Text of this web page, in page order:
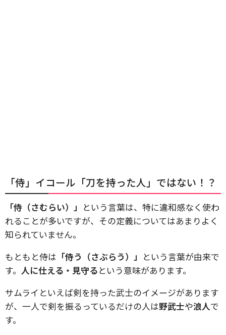
「侍」イコール「刀を持った人」ではない！？
「侍（さむらい）」 という言葉は、特に違和感なく使わ
れることが多いですが、その定義についてはあまりよく
知られていません。
もともと侍は 「侍う（さぶらう）」 という言葉が由来で
す。 人に仕える・見守るという意味があります。
サムライといえば剣を持った武士のイメージがあります
が、一人で剣を振るっているだけの人は野武士や浪人で
す。